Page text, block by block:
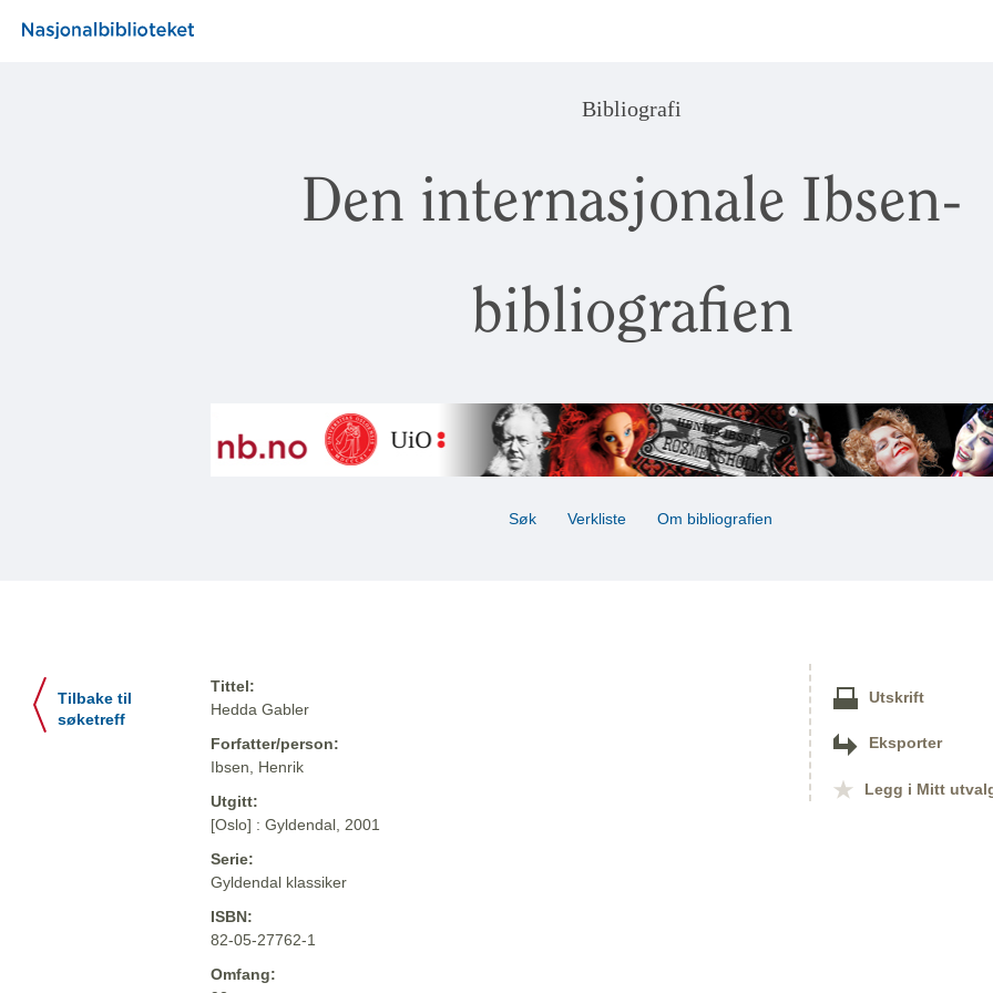
Bibliografi
Den internasjonale Ibsen-
bibliografien
Søk Verkliste Om bibliografien
Tilbake til
søketreff
Tittel:
Hedda Gabler
Forfatter/person:
Ibsen, Henrik
Utgitt:
[Oslo] : Gyldendal, 2001
Serie:
Gyldendal klassiker
ISBN:
82-05-27762-1
Omfang:
Utskrift
Eksporter
Legg i Mitt